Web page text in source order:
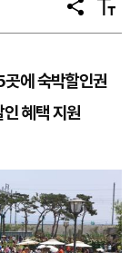
공
유
텍
스
기
에 숙박할인권
혜택 지원